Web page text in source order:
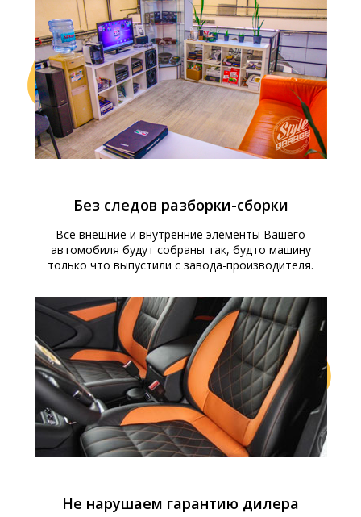
Без следов разборки-сборки
Все внешние и внутренние элементы Вашего
автомобиля будут собраны так, будто машину
только что выпустили с завода-производителя.
Не нарушаем гарантию дилера